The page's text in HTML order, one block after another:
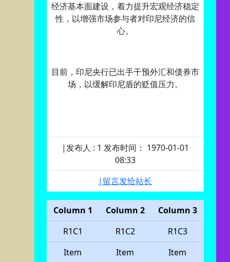
经济基本面建设，着力提升宏观经济稳定
性，以增强市场参与者对印尼经济的信
心。
目前，印尼央行已出手干预外汇和债券市
场，以缓解印尼盾的贬值压力。
|发布人 : 1 发布时间： 1970-01-01
08:33
|留言发给站长
Column 1 Column 2
Column 3
R1C1
R1C2
R1C3
Item
Item Item